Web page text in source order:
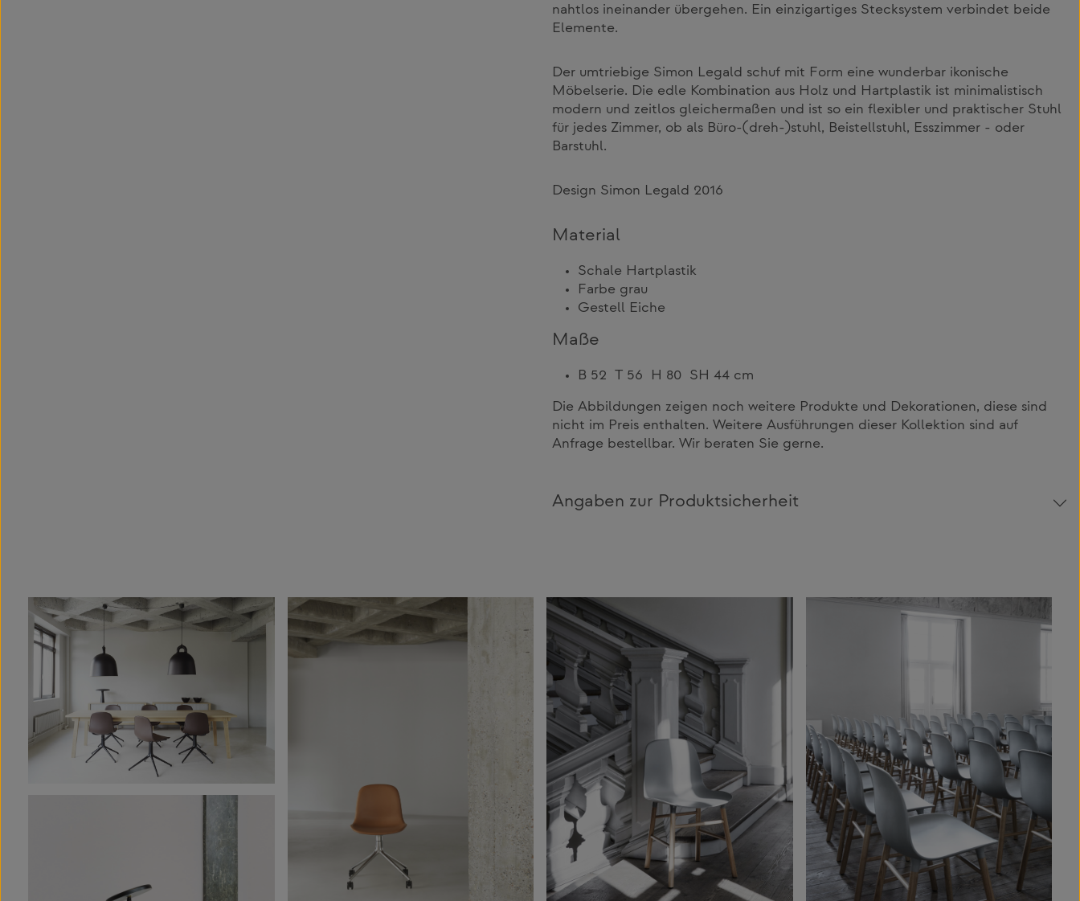
nahtlos ineinander übergehen. Ein einzigartiges Stecksystem verbindet beide
Elemente.
Der umtriebige Simon Legald schuf mit Form eine wunderbar ikonische
Möbelserie. Die edle Kombination aus Holz und Hartplastik ist minimalistisch
modern und zeitlos gleichermaßen und ist so ein flexibler und praktischer Stuhl
für jedes Zimmer, ob als Büro-(dreh-)stuhl, Beistellstuhl, Esszimmer - oder
Barstuhl.
Design Simon Legald 2016
Material
Schale Hartplastik
Farbe grau
Gestell Eiche
Maße
B 52 T 56 H 80 SH 44 cm
Die Abbildungen zeigen noch weitere Produkte und Dekorationen, diese sind
nicht im Preis enthalten. Weitere Ausführungen dieser Kollektion sind auf
Anfrage bestellbar. Wir beraten Sie gerne.
Angaben zur Produktsicherheit